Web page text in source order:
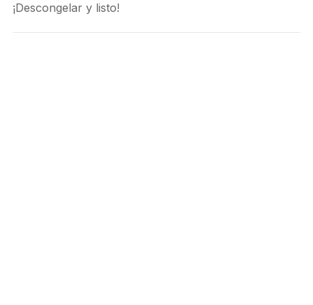
¡Descongelar y listo!